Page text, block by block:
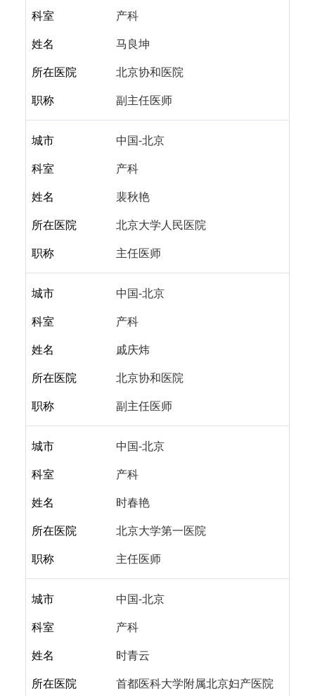
科室
产科
姓名
马良坤
所在医院
北京协和医院
职称
副主任医师
城市
中国-北京
科室
产科
姓名
裴秋艳
所在医院
北京大学人民医院
职称
主任医师
城市
中国-北京
科室
产科
姓名
戚庆炜
所在医院
北京协和医院
职称
副主任医师
城市
中国-北京
科室
产科
姓名
时春艳
所在医院
北京大学第一医院
职称
主任医师
城市
中国-北京
科室
产科
姓名
时青云
所在医院
首都医科大学附属北京妇产医院